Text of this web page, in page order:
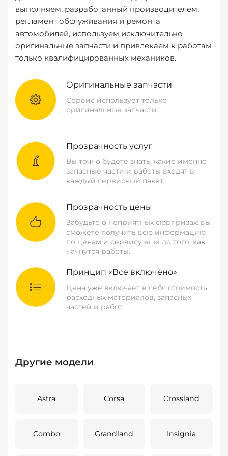
выполняем, разработанный производителем,
регламент обслуживания и ремонта
автомобилей, используем исключительно
оригинальные запчасти и привлекаем к работам
только квалифицированных механиков.
Оригинальные запчасти
Сервис использует только
оригинальные запчасти
Прозрачность услуг
Вы точно будете знать, какие именно
запасные части и работы входят в
каждый сервисный пакет.
Прозрачность цены
Забудьте о неприятных сюрпризах: вы
сможете получить всю информацию
по ценам и сервису еще до того, как
начнутся работы.
Принцип «Все включено»
Цена уже включает в себя стоимость
расходных материалов, запасных
частей и работ.
Другие модели
Astra Corsa Crossland
Combo Grandland Insignia